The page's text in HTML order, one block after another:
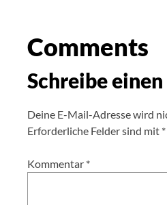
Comments
Schreibe
Deine E-Mail-Adresse wird
Erforderliche Felder sind mit *
Kommentar *